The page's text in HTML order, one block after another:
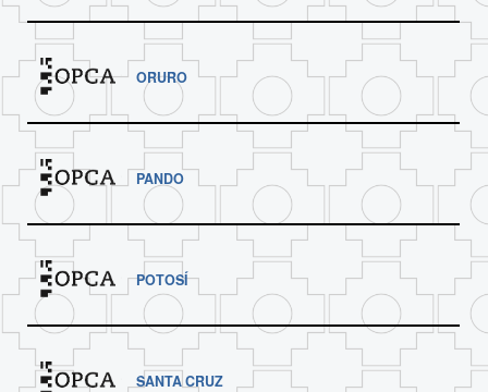
ORURO
PANDO
POTOSÍ
SANTA CRUZ